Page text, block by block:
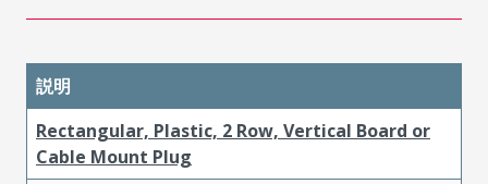
説明
Rectangular, Plastic, 2 Row, Vertical Board or
Cable Mount Plug